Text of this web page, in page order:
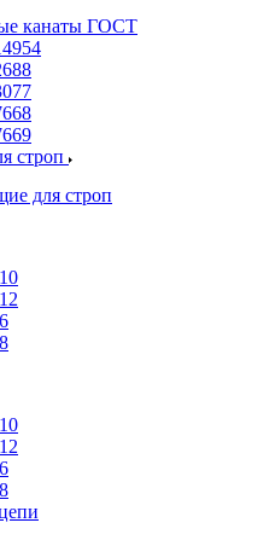
канаты ГОСТ
строп
для строп